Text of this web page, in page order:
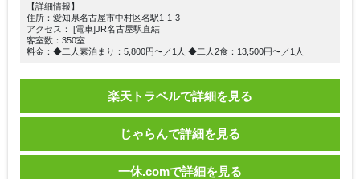
【詳細情報】
住所：愛知県名古屋市中村区名駅1-1-3
アクセス： [電車]JR名古屋駅直結
客室数：350室
料金：◆二人素泊まり：5,800円〜／1人 ◆二人2食：13,500円〜／1人
楽天トラベルで詳細を見る
じゃらんで詳細を見る
一休.comで詳細を見る